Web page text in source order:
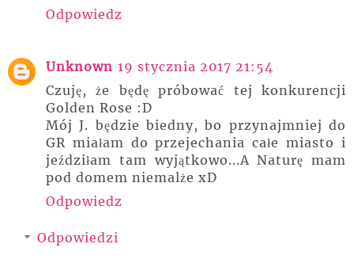
Odpowiedz
Unknown 19 stycznia 2017 21:54
Czuję, że będę próbować tej konkurencji
Golden Rose :D
Mój J. będzie biedny, bo przynajmniej do
GR miałam do przejechania całe miasto i
jeździłam tam wyjątkowo...A Naturę mam
pod domem niemalże xD
Odpowiedz
Odpowiedzi